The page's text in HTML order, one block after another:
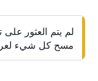
لم يتم العثور
مسح كل شيء